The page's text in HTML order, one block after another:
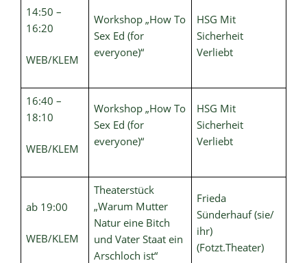
14:50 –
16:20
WEB/KLEM
Workshop „How To
Sex Ed (for
everyone)“
HSG Mit
Sicherheit
Verliebt
16:40 –
18:10
WEB/KLEM
Workshop „How To
Sex Ed (for
everyone)“
HSG Mit
Sicherheit
Verliebt
ab 19:00
WEB/KLEM
Theaterstück
„Warum Mutter
Natur eine Bitch
und Vater Staat ein
Arschloch ist“
Frieda
Sünderhauf (sie/
ihr)
(Fotzt.Theater)